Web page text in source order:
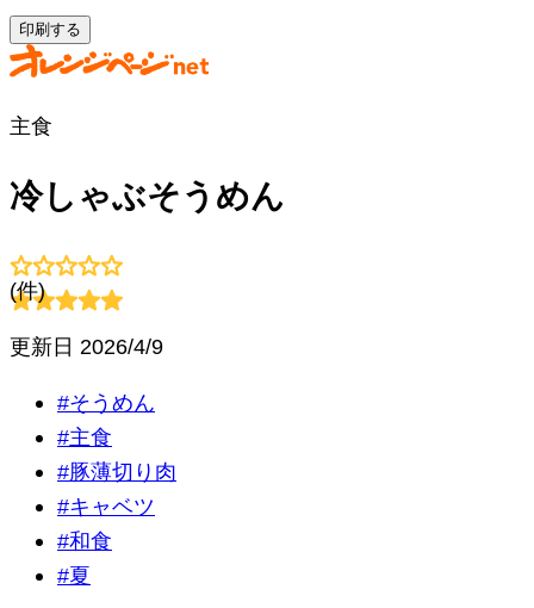
印刷する
主食
冷しゃぶそうめん
(件)
更新日 2026/4/9
#そうめん
#主食
#豚薄切り肉
#キャベツ
#和食
#夏